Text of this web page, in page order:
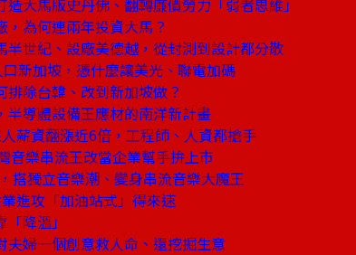
大馬版史丹佛、翻轉廉價勞力「弱者思維」
為何連兩年投資大馬？
半世紀、設廠美德越，從封測到設計都分散
新加坡，憑什麼讓美光、聯電加碼
除台韓、改到新加坡做？
半導體設備王應材的南洋新計畫
薪資翻漲近6倍，工程師、人資都搶手
音樂串流王改當企業幫手拚上市
搭獨立音樂潮、變身串流音樂大魔王
進攻「加油站式」得來速
降溫」
婦一個創意救人命、還挖掘生意